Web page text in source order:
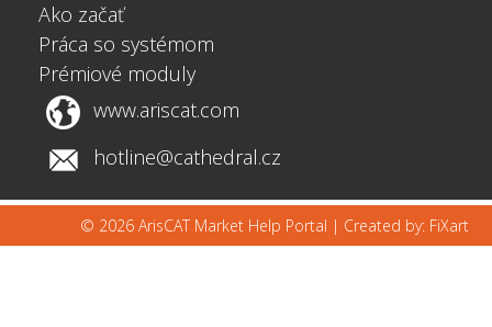
Ako začať
Práca so systémom
Prémiové moduly
www.ariscat.com
hotline@cathedral.cz
© 2026 ArisCAT Market Help Portal | Created by: FiXart